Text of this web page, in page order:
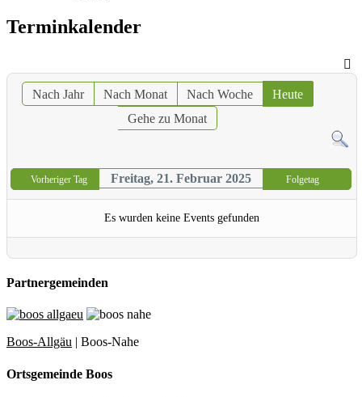
Terminkalender
Nach Jahr Nach Monat Nach Woche
Heute
Gehe zu Monat
Vorheriger Tag Freitag, 21. Februar 2025 Folgetag
Es wurden keine Events gefunden
Partnergemeinden
Boos-Allgäu | Boos-Nahe
Ortsgemeinde Boos